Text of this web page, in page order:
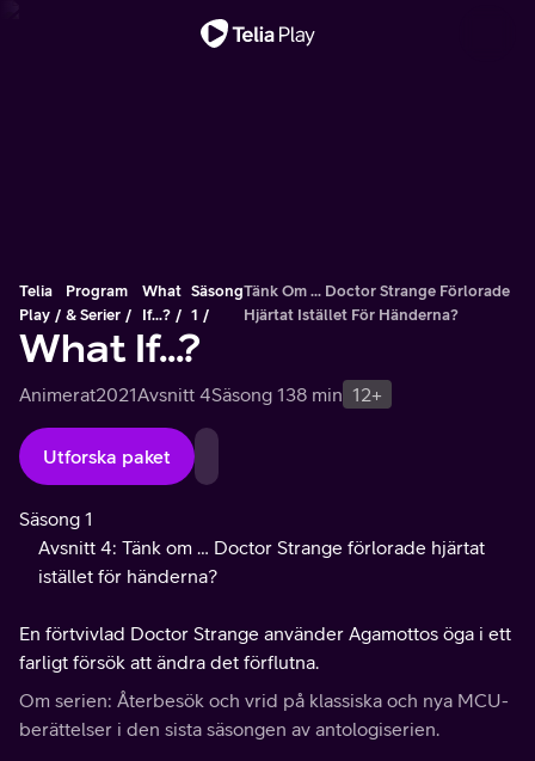
Telia
Play
Program
& Serier
What
If...?
Säsong
1
Tänk Om … Doctor Strange Förlorade
Hjärtat Istället För Händerna?
What If...?
Animerat2021Avsnitt 4Säsong 138 min 12+
Utforska paket
Säsong 1
Avsnitt 4: Tänk om … Doctor Strange förlorade hjärtat
istället för händerna?
En förtvivlad Doctor Strange använder Agamottos öga i ett
farligt försök att ändra det förflutna.
Om serien: Återbesök och vrid på klassiska och nya MCU-
berättelser i den sista säsongen av antologiserien.